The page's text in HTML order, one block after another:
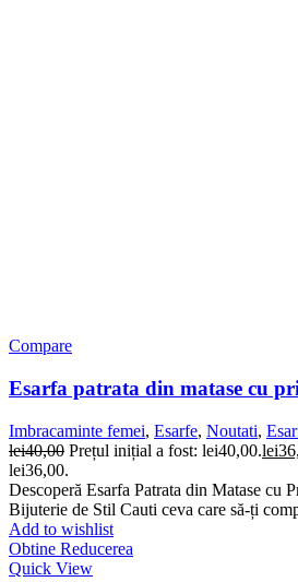
Compare
Esarfa patrata din matase cu
Imbracaminte femei, Esarfe, Noutati,
lei40,00 Prețul inițial a fost: lei40,00.lei
lei36,00.
Descoperă Esarfa Patrata din Matase cu
Bijuterie de Stil Cauti ceva care să-ți
Add to wishlist
Obtine Reducerea
Quick View